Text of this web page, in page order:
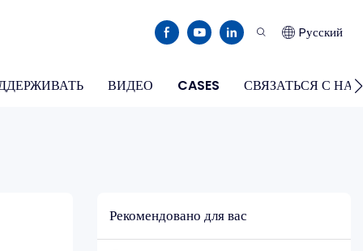
Pусский
ВИДЕО CASES СВЯЗАТЬСЯ С
Рекомендовано для вас